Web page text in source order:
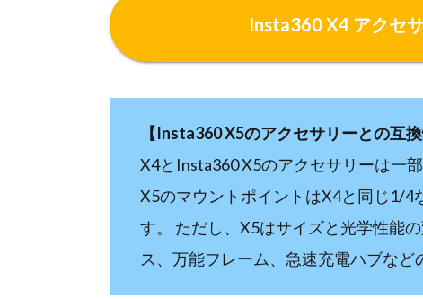
Insta360 X4 アクセ
【Insta360 X5のアクセサリーとの互換
X4とInsta360 X5のアクセサリーは一
X5のマウントポイントはX4と同じ1/4
す。 ただし、X5はサイズと光学性能
ス、万能フレーム、急速充電ハブなど